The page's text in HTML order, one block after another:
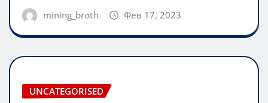
mining_broth Фев 17, 2023
UNCATEGORISED